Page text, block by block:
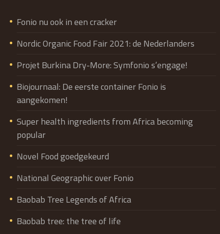
Fonio nu ook in een cracker
Nordic Organic Food Fair 2021: de Nederlanders
Projet Burkina Dry-More: Symfonio s’engage!
Biojournaal: De eerste container Fonio is
aangekomen!
Super health ingredients from Africa becoming
popular
Novel Food goedgekeurd
National Geographic over Fonio
Baobab Tree Legends of Africa
Baobab tree: the tree of life